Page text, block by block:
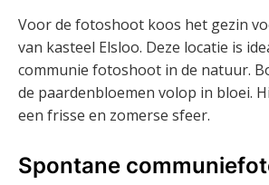
Voor de fotoshoot koos het gezin
van kasteel Elsloo. Deze locatie is
communie fotoshoot in de natuur.
de paardenbloemen volop in bloei.
een frisse en zomerse sfeer.
Spontane